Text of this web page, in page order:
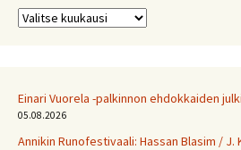
Arkistot
Einari Vuorela -palkinnon ehdokkaiden
05.08.2026
Annikin Runofestivaali: Has­san Bla­sim / J.